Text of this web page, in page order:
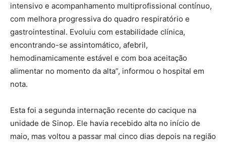
intensivo e acompanhamento multiprofissional contínuo,
com melhora progressiva do quadro respiratório e
gastrointestinal. Evoluiu com estabilidade clínica,
encontrando-se assintomático, afebril,
hemodinamicamente estável e com boa aceitação
alimentar no momento da alta”, informou o hospital em
nota.
Esta foi a segunda internação recente do cacique na
unidade de Sinop. Ele havia recebido alta no início de
maio, mas voltou a passar mal cinco dias depois na região